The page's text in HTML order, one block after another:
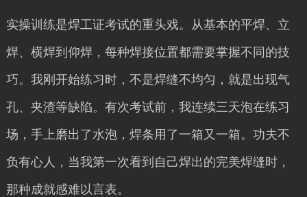
实操训练是焊工证考试的重头戏。从基本的平焊、立
焊、横焊到仰焊，每种焊接位置都需要掌握不同的技
巧。我刚开始练习时，不是焊缝不均匀，就是出现气
孔、夹渣等缺陷。有次考试前，我连续三天泡在练习
场，手上磨出了水泡，焊条用了一箱又一箱。功夫不
负有心人，当我第一次看到自己焊出的完美焊缝时，
那种成就感难以言表。